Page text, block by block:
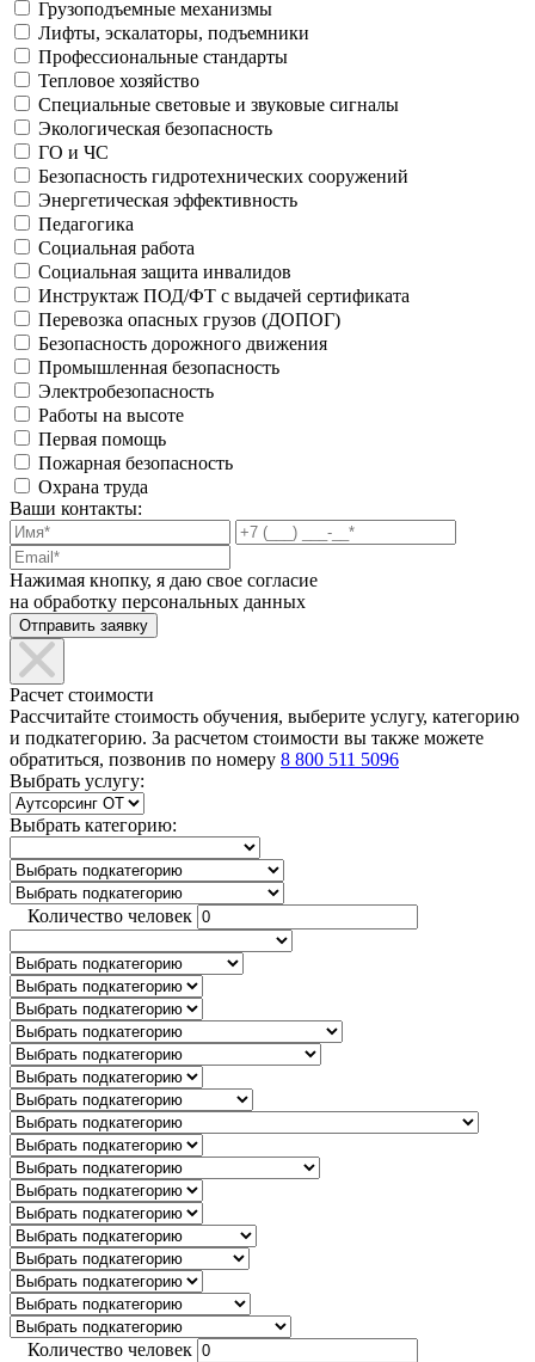
Грузоподъемные механизмы
Лифты, эскалаторы, подъемники
Профессиональные стандарты
Тепловое хозяйство
Специальные световые и звуковые сигналы
Экологическая безопасность
ГО и ЧС
Безопасность гидротехнических сооружений
Энергетическая эффективность
Педагогика
Социальная работа
Социальная защита инвалидов
Инструктаж ПОД/ФТ с выдачей сертификата
Перевозка опасных грузов (ДОПОГ)
Безопасность дорожного движения
Промышленная безопасность
Электробезопасность
Работы на высоте
Первая помощь
Пожарная безопасность
Охрана труда
Ваши контакты:
Нажимая кнопку, я даю свое согласие
на обработку персональных данных
Расчет стоимости
Рассчитайте стоимость обучения, выберите услугу, категорию
и подкатегорию. За расчетом стоимости вы также можете
обратиться, позвонив по номеру 8 800 511 5096
Выбрать услугу:
Выбрать категорию:
Количество человек
Количество человек